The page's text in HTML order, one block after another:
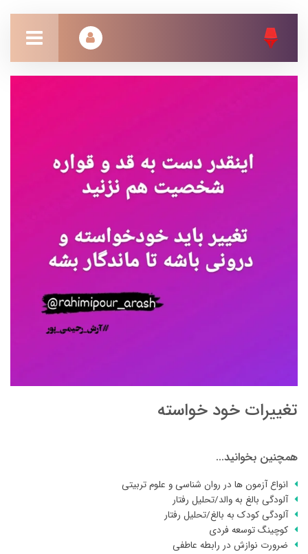
تغییرات خود خواسته
همچنین بخوانید...
انواع آزمون ها در روان شناسی و علوم تربیتی
آلودگی بالغ به والد/تحلیل رفتار
آلودگی کودک به بالغ/تحلیل رفتار
کوچینگ توسعه فردی
ضرورت نوازش در رابطه عاطفی